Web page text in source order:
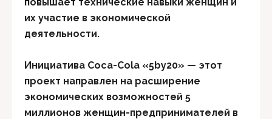
их участие в экономической
деятельности.
Инициатива Coca-Cola «5by20» — этот
проект направлен на расширение
экономических возможностей 5
миллионов женщин-предпринимателей в